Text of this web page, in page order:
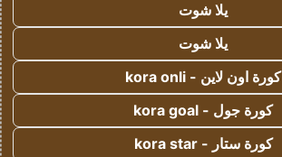
يلا شوت
يلا شوت
كورة اون لاين - kora onli
كورة جول - kora goal
كورة ستار - kora star